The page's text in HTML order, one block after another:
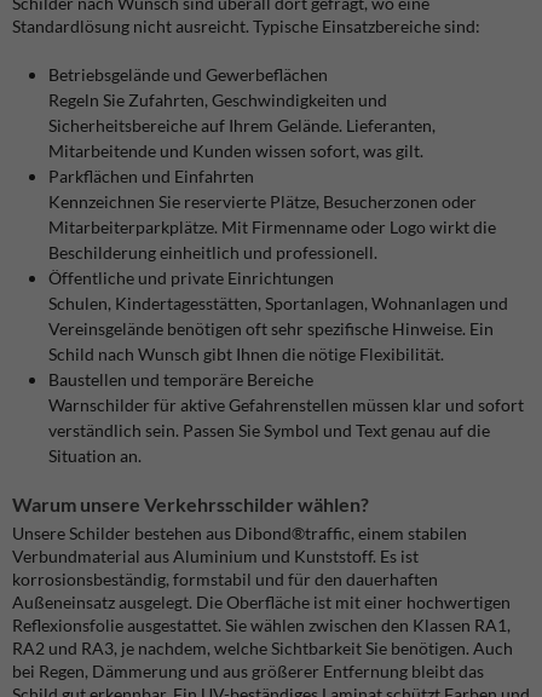
Standardlösung nicht ausreicht. Typische Einsatzbereiche sind:
Betriebsgelände und Gewerbeflächen
Regeln Sie Zufahrten, Geschwindigkeiten und
Sicherheitsbereiche auf Ihrem Gelände. Lieferanten,
Mitarbeitende und Kunden wissen sofort, was gilt.
Parkflächen und Einfahrten
Kennzeichnen Sie reservierte Plätze, Besucherzonen oder
Mitarbeiterparkplätze. Mit Firmenname oder Logo wirkt die
Beschilderung einheitlich und professionell.
Öffentliche und private Einrichtungen
Schulen, Kindertagesstätten, Sportanlagen, Wohnanlagen und
Vereinsgelände benötigen oft sehr spezifische Hinweise. Ein
Schild nach Wunsch gibt Ihnen die nötige Flexibilität.
Baustellen und temporäre Bereiche
Warnschilder für aktive Gefahrenstellen müssen klar und sofort
verständlich sein. Passen Sie Symbol und Text genau auf die
Situation an.
Warum unsere Verkehrsschilder wählen?
Unsere Schilder bestehen aus Dibond®traffic, einem stabilen
Verbundmaterial aus Aluminium und Kunststoff. Es ist
korrosionsbeständig, formstabil und für den dauerhaften
Außeneinsatz ausgelegt. Die Oberfläche ist mit einer hochwertigen
Reflexionsfolie ausgestattet. Sie wählen zwischen den Klassen RA1,
RA2 und RA3, je nachdem, welche Sichtbarkeit Sie benötigen. Auch
bei Regen, Dämmerung und aus größerer Entfernung bleibt das